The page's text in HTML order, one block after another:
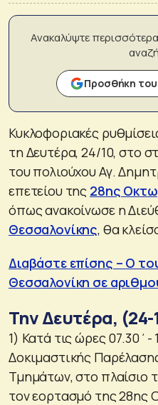
Ανακαλύψτε
Προσθήκη
Κυκλοφοριακές
τη Δευτέρα, 24/10, στο
του πολιούχου Αγ.
επετείου της 28ης
όπως ανακοίνωσε η
Θεσσαλονίκης, θα
Διαβάστε επίσης – O
Θεσσαλονίκη σε
Την Δευτέρα,
1) Κατά τις ώρες 07.30΄-
Δοκιμαστικής
Τμημάτων, στο πλαίσιο
τον εορτασμό της 28ης